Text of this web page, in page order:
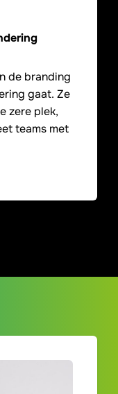
de branding
gaat. Ze
zere plek,
teams met